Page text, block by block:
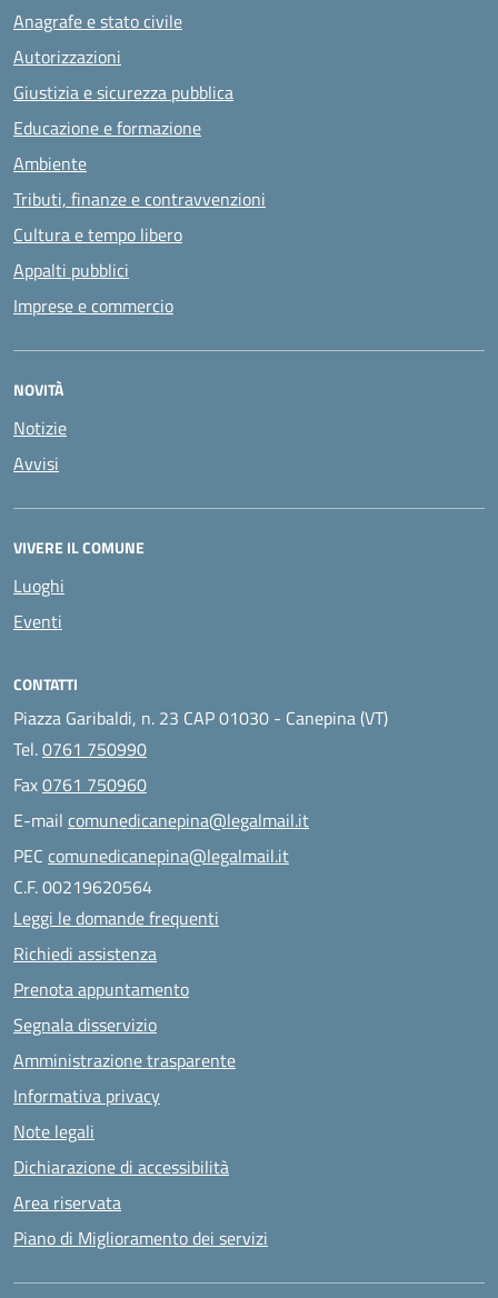
Anagrafe e stato civile
Autorizzazioni
Giustizia e sicurezza pubblica
Educazione e formazione
Ambiente
Tributi, finanze e contravvenzioni
Cultura e tempo libero
Appalti pubblici
Imprese e commercio
NOVITÀ
Notizie
Avvisi
VIVERE IL COMUNE
Luoghi
Eventi
CONTATTI
Piazza Garibaldi, n. 23 CAP 01030 - Canepina (VT)
Tel.0761 750990
Fax0761 750960
E-mail comunedicanepina@legalmail.it
PEC comunedicanepina@legalmail.it
C.F. 00219620564
Leggi le domande frequenti
Richiedi assistenza
Prenota appuntamento
Segnala disservizio
Amministrazione trasparente
Informativa privacy
Note legali
Dichiarazione di accessibilità
Area riservata
Piano di Miglioramento dei servizi